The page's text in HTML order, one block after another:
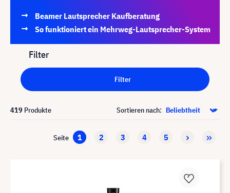
Beamer Lautsprecher Kaufberatung
So funktioniert ein Mehrweg-Lautsprecher-System
Filter
Filter
419 Produkte Sortieren nach:
Seite 1 2 3 4 5